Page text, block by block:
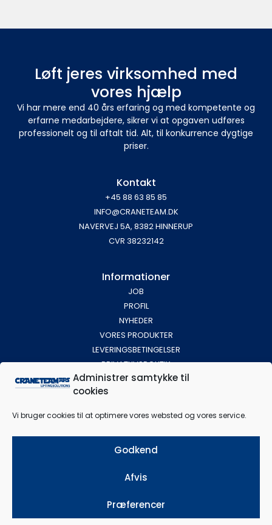
Administrer samtykke til
cookies
Vi bruger cookies til at optimere vores websted og vores service.
Godkend
Afvis
Præferencer
Løft jeres virksomhed med
vores hjælp
Vi har mere end 40 års erfaring og med kompetente og
erfarne medarbejdere, sikrer vi at opgaven udføres
professionelt og til aftalt tid. Alt, til konkurrence dygtige
priser.
Kontakt
+45 88 63 85 85
INFO@CRANETEAM.DK
NAVERVEJ 5A, 8382 HINNERUP
CVR 38232142
Informationer
JOB
PROFIL
NYHEDER
VORES PRODUKTER
LEVERINGSBETINGELSER
PRIVATLIVSPOLITIK
cookies og aktivere dette indhold